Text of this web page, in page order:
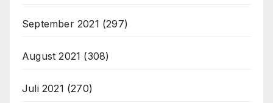
September 2021 (297)
August 2021 (308)
Juli 2021 (270)